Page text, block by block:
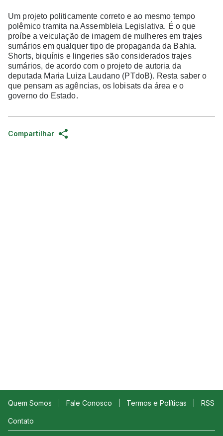
Um projeto politicamente correto e ao mesmo tempo
polêmico tramita na Assembleia Legislativa. É o que
proíbe a veiculação de imagem de mulheres em trajes
sumários em qualquer tipo de propaganda da Bahia.
Shorts, biquínis e lingeries são considerados trajes
sumários, de acordo com o projeto de autoria da
deputada Maria Luiza Laudano (PTdoB). Resta saber o
que pensam as agências, os lobisats da área e o
governo do Estado.
Compartilhar
Quem Somos Fale Conosco Termos e Políticas RSS
Contato